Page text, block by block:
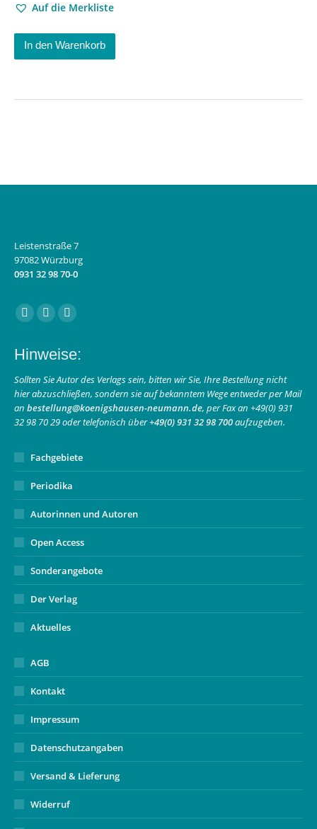
Auf die Merkliste
In den Warenkorb
Leistenstraße 7
97082 Würzburg
0931 32 98 70-0
Finden Sie uns auf:
Facebook
opens
in
new
window
Instagram
opens
in
new
window
E-
page
opens
in
new
window
Hinweise:
Sollten Sie Autor des Verlags sein, bitten wir Sie, Ihre Bestellung nicht
hier abzuschließen, sondern sie auf bekanntem Wege entweder per Mail
an bestellung@koenigshausen-neumann.de, per Fax an +49(0) 931
32 98 70 29 oder telefonisch über+49(0) 931 32 98 700aufzugeben.
Fachgebiete
Periodika
Autorinnen und Autoren
Open Access
Sonderangebote
Der Verlag
Aktuelles
AGB
Kontakt
Impressum
Datenschutzangaben
Versand & Lieferung
Widerruf